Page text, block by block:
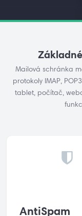
Mailová schránka
protokoly IMAP,
tablet, počítač,
AntiSpam